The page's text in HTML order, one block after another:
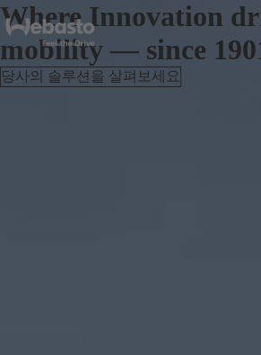
Where Innovation
mobility — since
당사의 솔루션을 살펴보세요